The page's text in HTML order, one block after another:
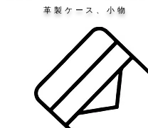
​革製ケース、小物